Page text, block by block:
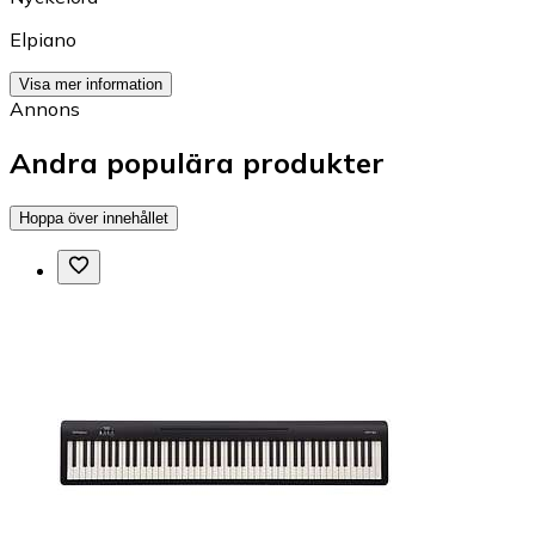
Elpiano
Visa mer information
Annons
Andra populära produkter
Hoppa över innehållet